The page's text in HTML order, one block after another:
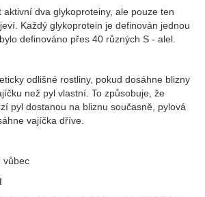
aktivní dva glykoproteiny, ale pouze ten
Každý glykoprotein je definován jednou
definováno přes 40 různých S - alel.
odlišné rostliny, pokud dosáhne blizny
než pyl vlastní. To způsobuje, že
pyl dostanou na bliznu současně, pylová
vajíčka dříve.
vůbec